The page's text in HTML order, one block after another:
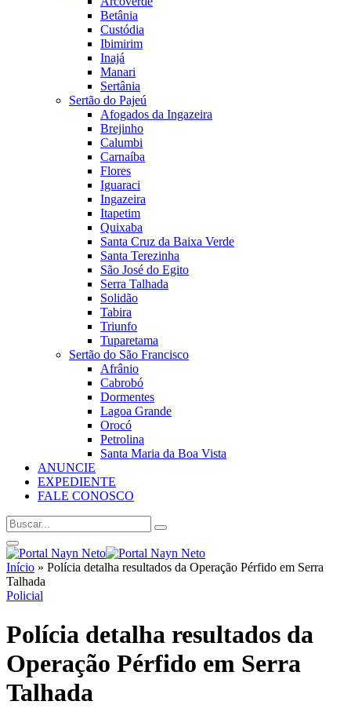
Betânia
Custódia
Ibimirim
Inajá
Manari
Sertânia
Sertão do Pajeú
Afogados da Ingazeira
Brejinho
Calumbi
Carnaíba
Flores
Iguaraci
Ingazeira
Itapetim
Quixaba
Santa Cruz da Baixa Verde
Santa Terezinha
São José do Egito
Serra Talhada
Solidão
Tabira
Triunfo
Tuparetama
Sertão do São Francisco
Afrânio
Cabrobó
Dormentes
Lagoa Grande
Orocó
Petrolina
Santa Maria da Boa Vista
ANUNCIE
EXPEDIENTE
FALE CONOSCO
Início » Polícia detalha resultados da Operação Pérfido em Serra
Talhada
Policial
Polícia detalha resultados da
Operação Pérfido em Serra
Talhada